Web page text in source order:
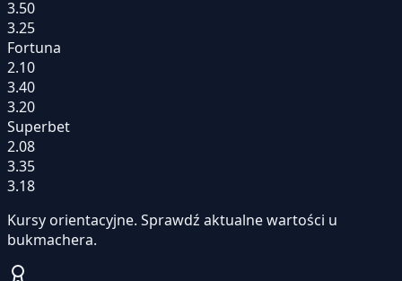
3.50
3.25
Fortuna
2.10
3.40
3.20
Superbet
2.08
3.35
3.18
Kursy orientacyjne. Sprawdź aktualne wartości u
bukmachera.